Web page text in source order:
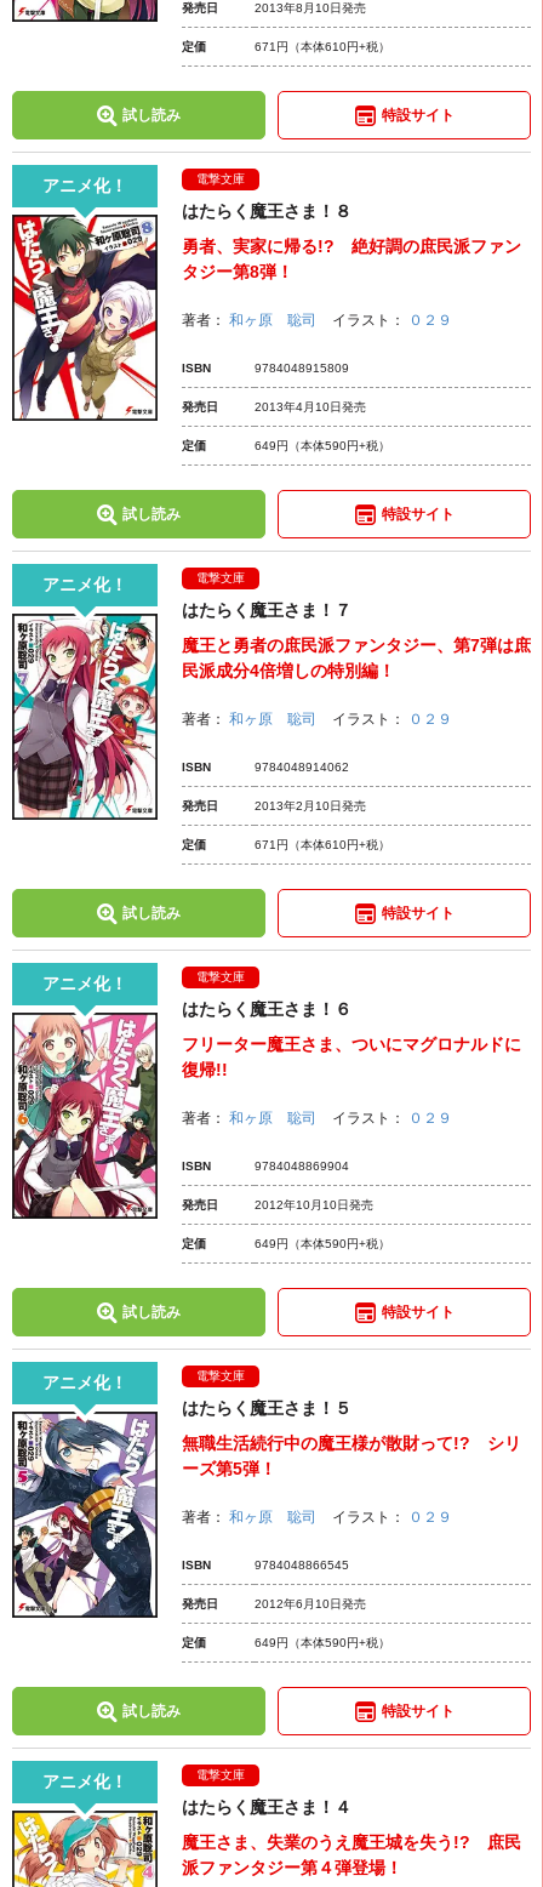
発売日 2013年8月10日発売
定価 671円 （本体610円+税）
試し読み 特設サイト
アニメ化！ 電撃文庫
はたらく魔王さま！８
勇者、実家に帰る!? 絶好調の庶民派ファン
タジー第8弾！
著者： 和ヶ原 聡司 イラスト： ０２９
ISBN 9784048915809
発売日 2013年4月10日発売
定価 649円 （本体590円+税）
試し読み 特設サイト
アニメ化！ 電撃文庫
はたらく魔王さま！７
魔王と勇者の庶民派ファンタジー、第7弾は庶
民派成分4倍増しの特別編！
著者： 和ヶ原 聡司 イラスト： ０２９
ISBN 9784048914062
発売日 2013年2月10日発売
定価 671円 （本体610円+税）
試し読み 特設サイト
アニメ化！ 電撃文庫
はたらく魔王さま！６
フリーター魔王さま、ついにマグロナルドに
復帰!!
著者： 和ヶ原 聡司 イラスト： ０２９
ISBN 9784048869904
発売日 2012年10月10日発売
定価 649円 （本体590円+税）
試し読み 特設サイト
アニメ化！ 電撃文庫
はたらく魔王さま！５
無職生活続行中の魔王様が散財って!? シリ
ーズ第5弾！
著者： 和ヶ原 聡司 イラスト： ０２９
ISBN 9784048866545
発売日 2012年6月10日発売
定価 649円 （本体590円+税）
試し読み 特設サイト
アニメ化！ 電撃文庫
はたらく魔王さま！４
魔王さま、失業のうえ魔王城を失う!? 庶民
派ファンタジー第４弾登場！